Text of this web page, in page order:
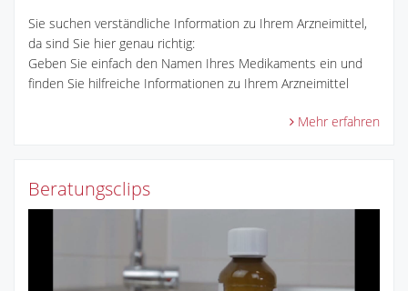
Sie suchen verständliche Information zu Ihrem Arzneimittel,
da sind Sie hier genau richtig:
Geben Sie einfach den Namen Ihres Medikaments ein und
finden Sie hilfreiche Informationen zu Ihrem Arzneimittel
Mehr erfahren
Beratungsclips